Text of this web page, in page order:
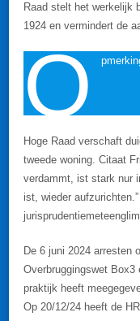
Raad stelt het werkelijk
1924 en vermindert de
O
Hoge Raad verschaft
tweede woning. Citaat
verdammt, ist stark nur
ist, wieder
De 6 juni 2024 arresten
Overbruggingswet Box3
praktijk heeft
Op 20/12/24 heeft de